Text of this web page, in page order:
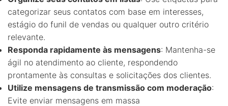
categorizar seus contatos com base em interesses,
estágio do funil de vendas ou qualquer outro critério
relevante.
Responda rapidamente às mensagens: Mantenha-se
ágil no atendimento ao cliente, respondendo
prontamente às consultas e solicitações dos clientes.
Utilize mensagens de transmissão com moderação:
Evite enviar mensagens em massa